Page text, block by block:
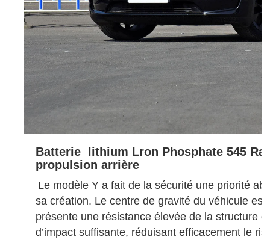
Batterie lithium Lron Phosphate 545
propulsion arrière
Le modèle Y a fait de la sécurité une priorité
sa création. Le centre de gravité du véhicule
présente une résistance élevée de la structure
d’impact suffisante, réduisant efficacement le